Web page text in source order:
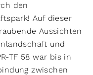
den
Auf dieser
Aussichten
und
TF 58 war bis in
zwischen